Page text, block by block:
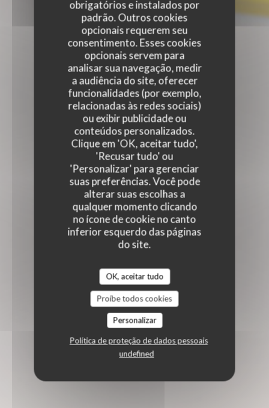
obrigatórios e instalados por
padrão. Outros cookies
opcionais requerem seu
consentimento. Esses cookies
opcionais servem para
analisar sua navegação, medir
a audiência do site, oferecer
funcionalidades (por exemplo,
relacionadas às redes sociais)
ou exibir publicidade ou
conteúdos personalizados.
Clique em 'OK, aceitar tudo',
'Recusar tudo' ou
'Personalizar' para gerenciar
suas preferências. Você pode
alterar suas escolhas a
qualquer momento clicando
no ícone de cookie no canto
inferior esquerdo das páginas
do site.
OK, aceitar tudo
Proíbe todos cookies
Personalizar
Política de proteção de dados pessoais
undefined